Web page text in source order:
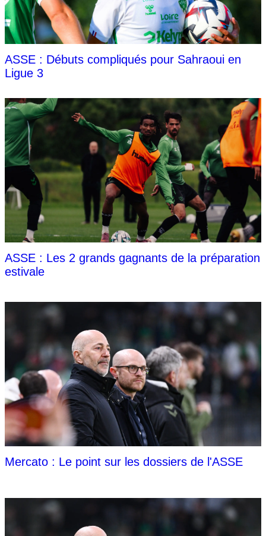
ASSE : Débuts compliqués pour Sahraoui en
Ligue 3
ASSE : Les 2 grands gagnants de la préparation
estivale
Mercato : Le point sur les dossiers de l'ASSE